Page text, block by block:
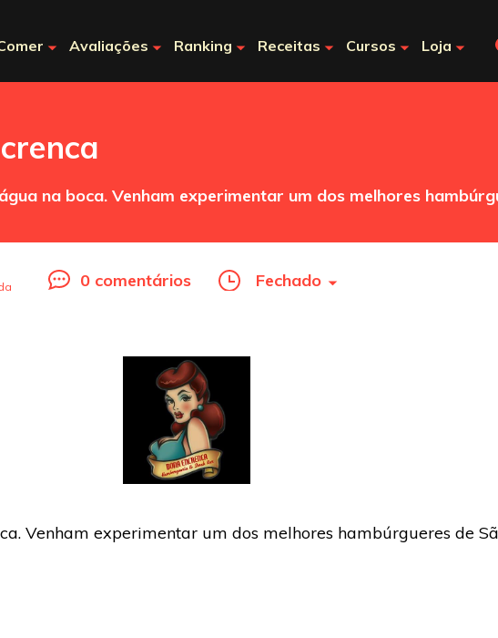
Avaliações Ranking Receitas Cursos Loja
na boca. Venham experimentar um dos melhores
0 comentários Fechado
Venham experimentar um dos melhores hambúrgueres de